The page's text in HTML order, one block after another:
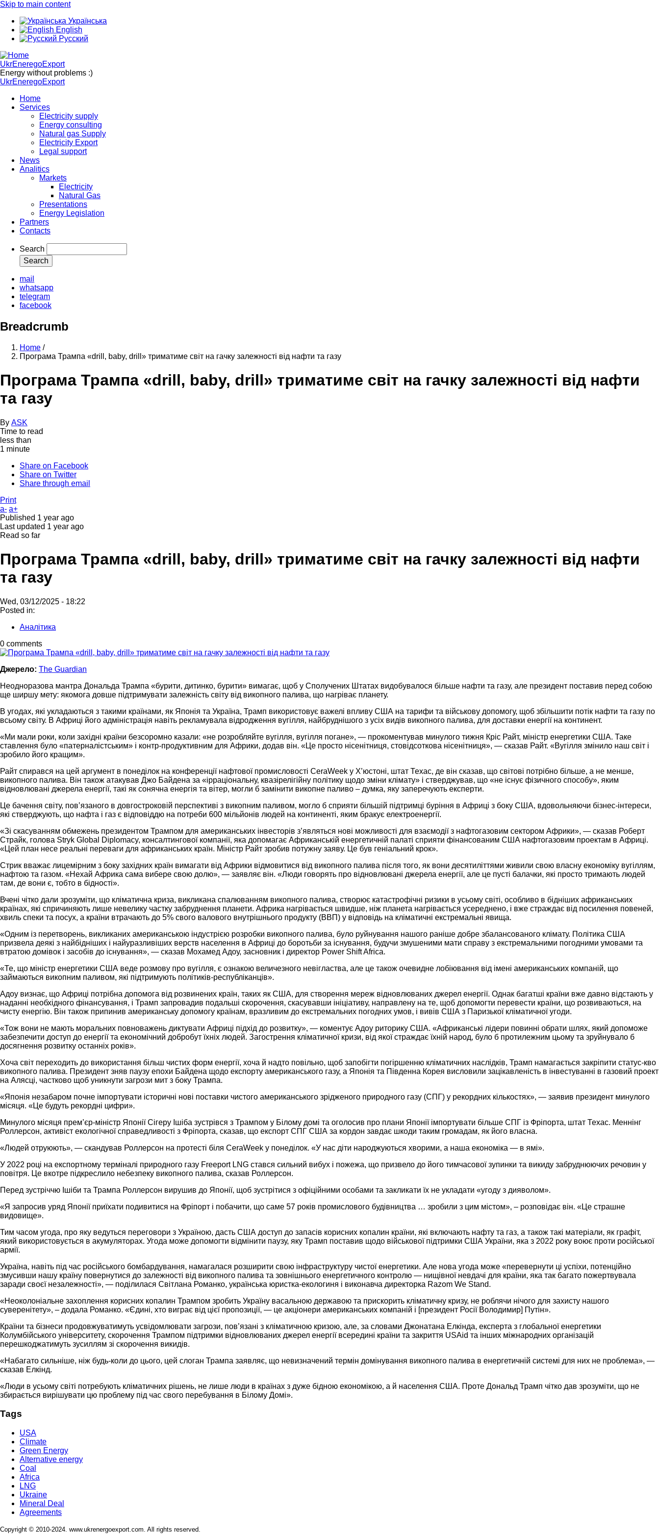
Skip to main content
Українська
English
Русский
UkrEneregoExport
Energy without problems :)
UkrEneregoExport
Home
Services
Electricity supply
Energy consulting
Natural gas Supply
Electricity Export
Legal support
News
Analitics
Markets
Electricity
Natural Gas
Presentations
Energy Legislation
Partners
Contacts
Search
mail
whatsapp
telegram
facebook
Breadcrumb
Home /
Програма Трампа «drill, baby, drill» триматиме світ на гачку залежності від нафти та газу
Програма Трампа «drill, baby, drill» триматиме світ на гачку залежності від нафти
та газу
By ASK
Time to read
less than
1 minute
Share on Facebook
Share on Twitter
Share through email
Print
a- a+
Published 1 year ago
Last updated 1 year ago
Read so far
Програма Трампа «drill, baby, drill» триматиме світ на гачку залежності від нафти
та газу
Wed, 03/12/2025 - 18:22
Posted in:
Аналітика
0 comments
Джерело: The Guardian
Неодноразова мантра Дональда Трампа «бурити, дитинко, бурити» вимагає, щоб у Сполучених Штатах видобувалося більше нафти та газу, але президент поставив перед собою
ще ширшу мету: якомога довше підтримувати залежність світу від викопного палива, що нагріває планету.
В угодах, які укладаються з такими країнами, як Японія та Україна, Трамп використовує важелі впливу США на тарифи та військову допомогу, щоб збільшити потік нафти та газу по
всьому світу. В Африці його адміністрація навіть рекламувала відродження вугілля, найбруднішого з усіх видів викопного палива, для доставки енергії на континент.
«Ми мали роки, коли західні країни безсоромно казали: «не розробляйте вугілля, вугілля погане», — прокоментував минулого тижня Кріс Райт, міністр енергетики США. Таке
ставлення було «патерналістським» і контр-продуктивним для Африки, додав він. «Це просто нісенітниця, стовідсоткова нісенітниця», — сказав Райт. «Вугілля змінило наш світ і
зробило його кращим».
Райт спирався на цей аргумент в понеділок на конференції нафтової промисловості CeraWeek у Х’юстоні, штат Техас, де він сказав, що світові потрібно більше, а не менше,
викопного палива. Він також атакував Джо Байдена за «ірраціональну, квазірелігійну політику щодо зміни клімату» і стверджував, що «не існує фізичного способу», яким
відновлювані джерела енергії, такі як сонячна енергія та вітер, могли б замінити викопне паливо – думка, яку заперечують експерти.
Це бачення світу, пов’язаного в довгостроковій перспективі з викопним паливом, могло б сприяти більшій підтримці буріння в Африці з боку США, вдовольняючи бізнес-інтереси,
які стверджують, що нафта і газ є відповіддю на потреби 600 мільйонів людей на континенті, яким бракує електроенергії.
«Зі скасуванням обмежень президентом Трампом для американських інвесторів з’являться нові можливості для взаємодії з нафтогазовим сектором Африки», — сказав Роберт
Страйк, голова Stryk Global Diplomacy, консалтингової компанії, яка допомагає Африканській енергетичній палаті сприяти фінансованим США нафтогазовим проектам в Африці.
«Цей план несе реальні переваги для африканських країн. Міністр Райт зробив потужну заяву. Це був геніальний крок».
Стрик вважає лицемірним з боку західних країн вимагати від Африки відмовитися від викопного палива після того, як вони десятиліттями живили свою власну економіку вугіллям,
нафтою та газом. «Нехай Африка сама вибере свою долю», — заявляє він. «Люди говорять про відновлювані джерела енергії, але це пусті балачки, які просто тримають людей
там, де вони є, тобто в бідності».
Вчені чітко дали зрозуміти, що кліматична криза, викликана спалюванням викопного палива, створює катастрофічні ризики в усьому світі, особливо в бідніших африканських
країнах, які спричиняють лише невелику частку забруднення планети. Африка нагрівається швидше, ніж планета нагрівається усереднено, і вже страждає від посилення повеней,
хвиль спеки та посух, а країни втрачають до 5% свого валового внутрішнього продукту (ВВП) у відповідь на кліматичні екстремальні явища.
«Одним із перетворень, викликаних американською індустрією розробки викопного палива, було руйнування нашого раніше добре збалансованого клімату. Політика США
призвела деякі з найбідніших і найуразливіших верств населення в Африці до боротьби за існування, будучи змушеними мати справу з екстремальними погодними умовами та
втратою домівок і засобів до існування», — сказав Мохамед Адоу, засновник і директор Power Shift Africa.
«Те, що міністр енергетики США веде розмову про вугілля, є ознакою величезного невігластва, але це також очевидне лобіювання від імені американських компаній, що
займаються викопним паливом, які підтримують політиків-республіканців».
Адоу визнає, що Африці потрібна допомога від розвинених країн, таких як США, для створення мереж відновлюваних джерел енергії. Однак багатші країни вже давно відстають у
наданні необхідного фінансування, і Трамп запровадив подальші скорочення, скасувавши ініціативу, направлену на те, щоб допомогти перевести країни, що розвиваються, на
чисту енергію. Він також припинив американську допомогу країнам, вразливим до екстремальних погодних умов, і вивів США з Паризької кліматичної угоди.
«Тож вони не мають моральних повноважень диктувати Африці підхід до розвитку», — коментує Адоу риторику США. «Африканські лідери повинні обрати шлях, який допоможе
забезпечити доступ до енергії та економічний добробут їхніх людей. Загострення кліматичної кризи, від якої страждає їхній народ, було б протилежним цьому та зруйнувало б
досягнення розвитку останніх років».
Хоча світ переходить до використання більш чистих форм енергії, хоча й надто повільно, щоб запобігти погіршенню кліматичних наслідків, Трамп намагається закріпити статус-кво
викопного палива. Президент зняв паузу епохи Байдена щодо експорту американського газу, а Японія та Південна Корея висловили зацікавленість в інвестуванні в газовий проект
на Алясці, частково щоб уникнути загрози мит з боку Трампа.
«Японія незабаром почне імпортувати історичні нові поставки чистого американського зрідженого природного газу (СПГ) у рекордних кількостях», — заявив президент минулого
місяця. «Це будуть рекордні цифри».
Минулого місяця прем’єр-міністр Японії Сігеру Ішіба зустрівся з Трампом у Білому домі та оголосив про плани Японії імпортувати більше СПГ із Фріпорта, штат Техас. Меннінг
Роллерсон, активіст екологічної справедливості з Фріпорта, сказав, що експорт СПГ США за кордон завдає шкоди таким громадам, як його власна.
«Людей отруюють», — скандував Роллерсон на протесті біля CeraWeek у понеділок. «У нас діти народжуються хворими, а наша економіка — в ямі».
У 2022 році на експортному терміналі природного газу Freeport LNG стався сильний вибух і пожежа, що призвело до його тимчасової зупинки та викиду забруднюючих речовин у
повітря. Це вкотре підкреслило небезпеку викопного палива, сказав Роллерсон.
Перед зустріччю Ішіби та Трампа Роллерсон вирушив до Японії, щоб зустрітися з офіційними особами та закликати їх не укладати «угоду з дияволом».
«Я запросив уряд Японії приїхати подивитися на Фріпорт і побачити, що саме 57 років промислового будівництва … зробили з цим містом», – розповідає він. «Це страшне
видовище».
Тим часом угода, про яку ведуться переговори з Україною, дасть США доступ до запасів корисних копалин країни, які включають нафту та газ, а також такі матеріали, як графіт,
який використовується в акумуляторах. Угода може допомогти відмінити паузу, яку Трамп поставив щодо військової підтримки США України, яка з 2022 року воює проти російської
армії.
Україна, навіть під час російського бомбардування, намагалася розширити свою інфраструктуру чистої енергетики. Але нова угода може «перевернути ці успіхи, потенційно
змусивши нашу країну повернутися до залежності від викопного палива та зовнішнього енергетичного контролю — нищівної невдачі для країни, яка так багато пожертвувала
заради своєї незалежності», — поділилася Світлана Романко, українська юристка-екологиня і виконавча директорка Razom We Stand.
«Неоколоніальне захоплення корисних копалин Трампом зробить Україну васальною державою та прискорить кліматичну кризу, не роблячи нічого для захисту нашого
суверенітету», – додала Романко. «Єдині, хто виграє від цієї пропозиції, — це акціонери американських компаній і [президент Росії Володимир] Путін».
Країни та бізнеси продовжуватимуть усвідомлювати загрози, пов’язані з кліматичною кризою, але, за словами Джонатана Елкінда, експерта з глобальної енергетики
Колумбійського університету, скорочення Трампом підтримки відновлюваних джерел енергії всередині країни та закриття USAid та інших міжнародних організацій
перешкоджатимуть зусиллям зі скорочення викидів.
«Набагато сильніше, ніж будь-коли до цього, цей слоган Трампа заявляє, що невизначений термін домінування викопного палива в енергетичній системі для них не проблема», —
сказав Елкінд.
«Люди в усьому світі потребують кліматичних рішень, не лише люди в країнах з дуже бідною економікою, а й населення США. Проте Дональд Трамп чітко дав зрозуміти, що не
збирається вирішувати цю проблему під час свого перебування в Білому Домі».
Tags
USA
Climate
Green Energy
Alternative energy
Coal
Africa
LNG
Ukraine
Mineral Deal
Agreements
Copyright © 2010-2024. www.ukrenergoexport.com. All rights reserved.